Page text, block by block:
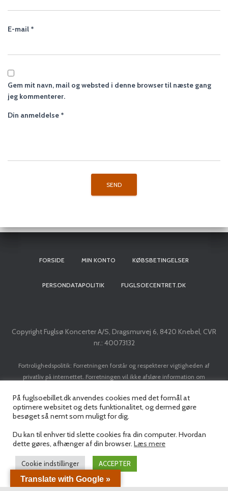
E-mail *
Gem mit navn, mail og websted i denne browser til næste gang
jeg kommenterer.
Din anmeldelse *
FORSIDE MIN KONTO KØBSBETINGELSER
PERSONDATAPOLITIK FUGLSOECENTRET.DK
Copyright Fuglsø Koncerter A/S, Dragsmurvej 6, 8420 Knebel, CVR
nr.: 40073132
Fortrolighedspolitik: Forretningen forstår og respekterer vigtigheden af
privatliv på internettet. Forretningen vil ikke afsløre information om
implementere en transaktion. Forretningen vil ikke sælge dit navn, adresse, e-
mail adresse, kreditkort eller personlige data til nogen tredjepart uden din
forudgående tilladelse.
På fuglsoebillet.dk anvendes cookies med det formål at
optimere websitet og dets funktionalitet, og dermed gøre
besøget så nemt som muligt for dig.
Du kan til enhver tid slette cookies fra din computer. Hvordan
dette gøres, afhænger af din browser. Læs mere
Cookie indstillinger ACCEPTER
Translate with Google »